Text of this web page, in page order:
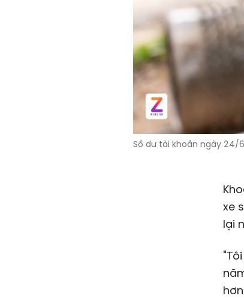
Số dư tài khoản ngày 24/
xe
lại